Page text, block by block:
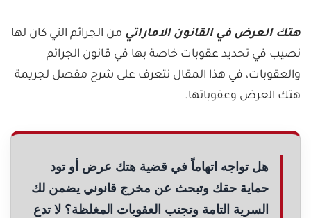
هتك العرض في القانون الاماراتي من الجرائم التي كان لها
نصيب في تحديد عقوبات خاصة بها في قانون الجرائم
والعقوبات، في هذا المقال نتعرف على شرح مفصل لجريمة
هتك العرض وعقوباتها.
هل تواجه اتهاماً في قضية هتك عرض أو تود
حماية حقك وتبحث عن مخرج قانوني يضمن لك
السرية التامة وتجنب العقوبات المغلظة؟ لا تدع